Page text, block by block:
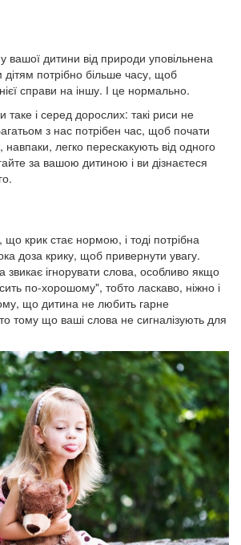
дитини від природи уповільнена
дітям потрібно більше часу, щоб
справи на іншу. І це нормально.
таке і серед дорослих: такі риси не
з нас потрібен час, щоб почати
навпаки, легко перескакують від одного
за вашою дитиною і ви дізнаєтеся
крик стає нормою, і тоді потрібна
доза крику, щоб привернути увагу.
ігнорувати слова, особливо якщо
по-хорошому", тобто ласкаво, ніжно і
що дитина не любить гарне
тому що ваші слова не сигналізують для